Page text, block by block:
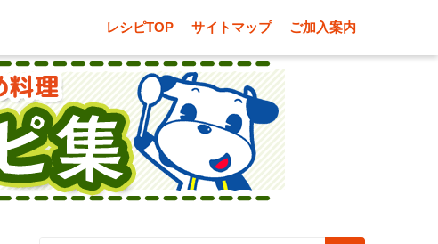
レシピTOP サイトマップ ご加入案内